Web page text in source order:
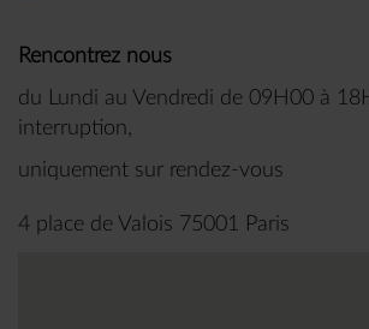
Rencontrez nous
du Lundi au Vendredi de 09H00 à
interruption,
uniquement sur rendez-vous
4 place de Valois 75001 Paris